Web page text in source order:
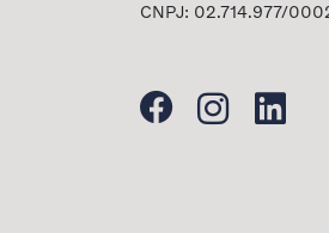
CNPJ: 02.714.977/